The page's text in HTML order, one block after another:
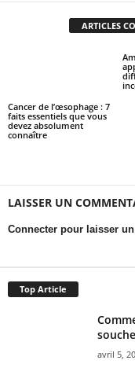
ARTICLES
Cancer de l’œsophage : 7
faits essentiels que vous
devez absolument
connaître
LAISSER UN
Connecter pour laisser
Top Article
avril 5,